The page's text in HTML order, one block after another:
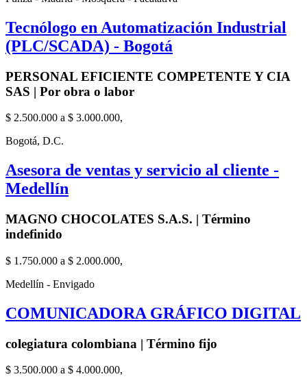
Tecnólogo en Automatización Industrial
(PLC/SCADA) - Bogotá
PERSONAL EFICIENTE COMPETENTE Y CIA
SAS | Por obra o labor
$ 2.500.000 a $ 3.000.000,
Bogotá, D.C.
Asesora de ventas y servicio al cliente -
Medellín
MAGNO CHOCOLATES S.A.S. | Término
indefinido
$ 1.750.000 a $ 2.000.000,
Medellín - Envigado
COMUNICADORA GRÁFICO DIGITAL
colegiatura colombiana | Término fijo
$ 3.500.000 a $ 4.000.000,